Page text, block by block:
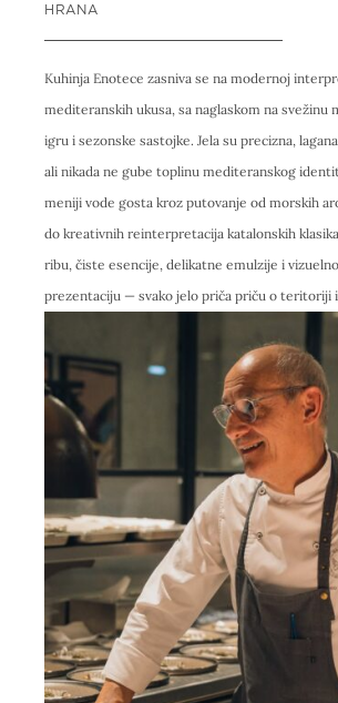
HRANA
Kuhinja Enotece zasniva se na modernoj
mediteranskih ukusa, sa naglaskom na svežinu
igru i sezonske sastojke. Jela su precizna,
ali nikada ne gube toplinu mediteranskog
meniji vode gosta kroz putovanje od morskih
do kreativnih reinterpretacija katalonskih
ribu, čiste esencije, delikatne emulzije i
prezentaciju — svako jelo priča priču o teritoriji